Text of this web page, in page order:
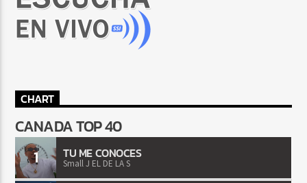
CHART
CANADA TOP 40
1 TU ME CONOCES
Small J EL DE LA S